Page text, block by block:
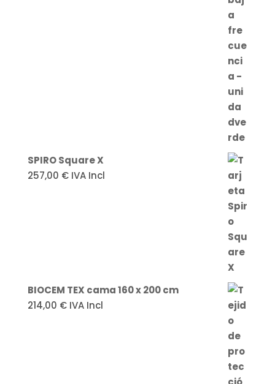
SPIRO Square X
257,00 € IVA Incl
BIOCEM TEX cama 160 x 200 cm
214,00 € IVA Incl